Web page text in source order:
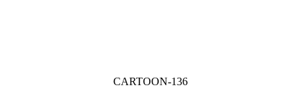
CARTOON-136